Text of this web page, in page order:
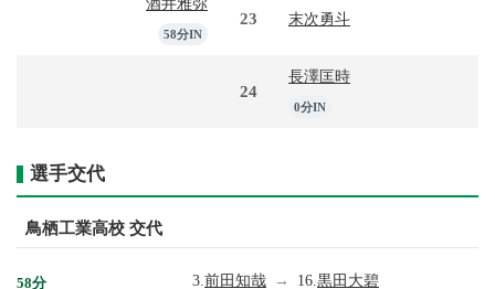
58分IN
23 末次勇斗
24
長澤匡時
0分IN
選手交代
鳥栖工業高校 交代
58分 3. 前田知哉 → 16. 黒田大碧